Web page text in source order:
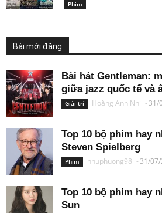
Phim
Bài mới đăng
Bài hát Gentleman:
giữa jazz quốc tế và
Giải trí Hoàng Anh Nhi - 31/
Top 10 bộ phim hay
Steven Spielberg
Phim nhuphuong98 - 31/
Top 10 bộ phim hay
Sun